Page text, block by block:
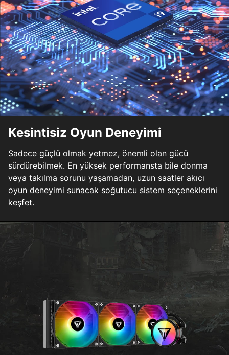
Kesintisiz Oyun Deneyimi
Sadece güçlü olmak yetmez, önemli olan gücü
sürdürebilmek. En yüksek performansta bile donma
veya takılma sorunu yaşamadan, uzun saatler akıcı
oyun deneyimi sunacak soğutucu sistem seçeneklerini
keşfet.